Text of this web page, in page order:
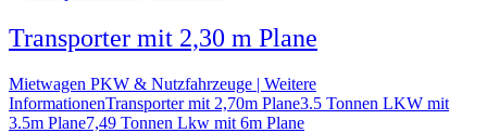
Transporter mit 2,30 m Plane
Mietwagen PKW & Nutzfahrzeuge | Weitere
InformationenTransporter mit 2,70m Plane3.5 Tonnen LKW mit
3.5m Plane7,49 Tonnen Lkw mit 6m Plane